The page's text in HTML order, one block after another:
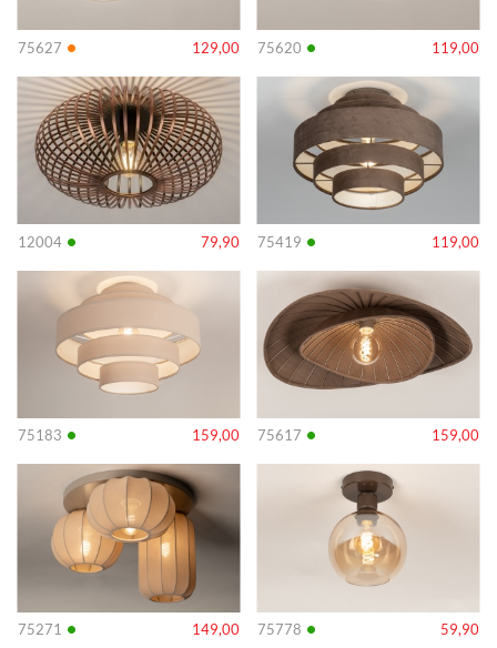
75627 • 129,00 75620 • 119,00
12004 • 79,90
Info
75419 • 119,00
Info
75183 • 159,00
Info
75617 • 159,00
Info
75271 • 149,00
Info
75778 • 59,90
Info